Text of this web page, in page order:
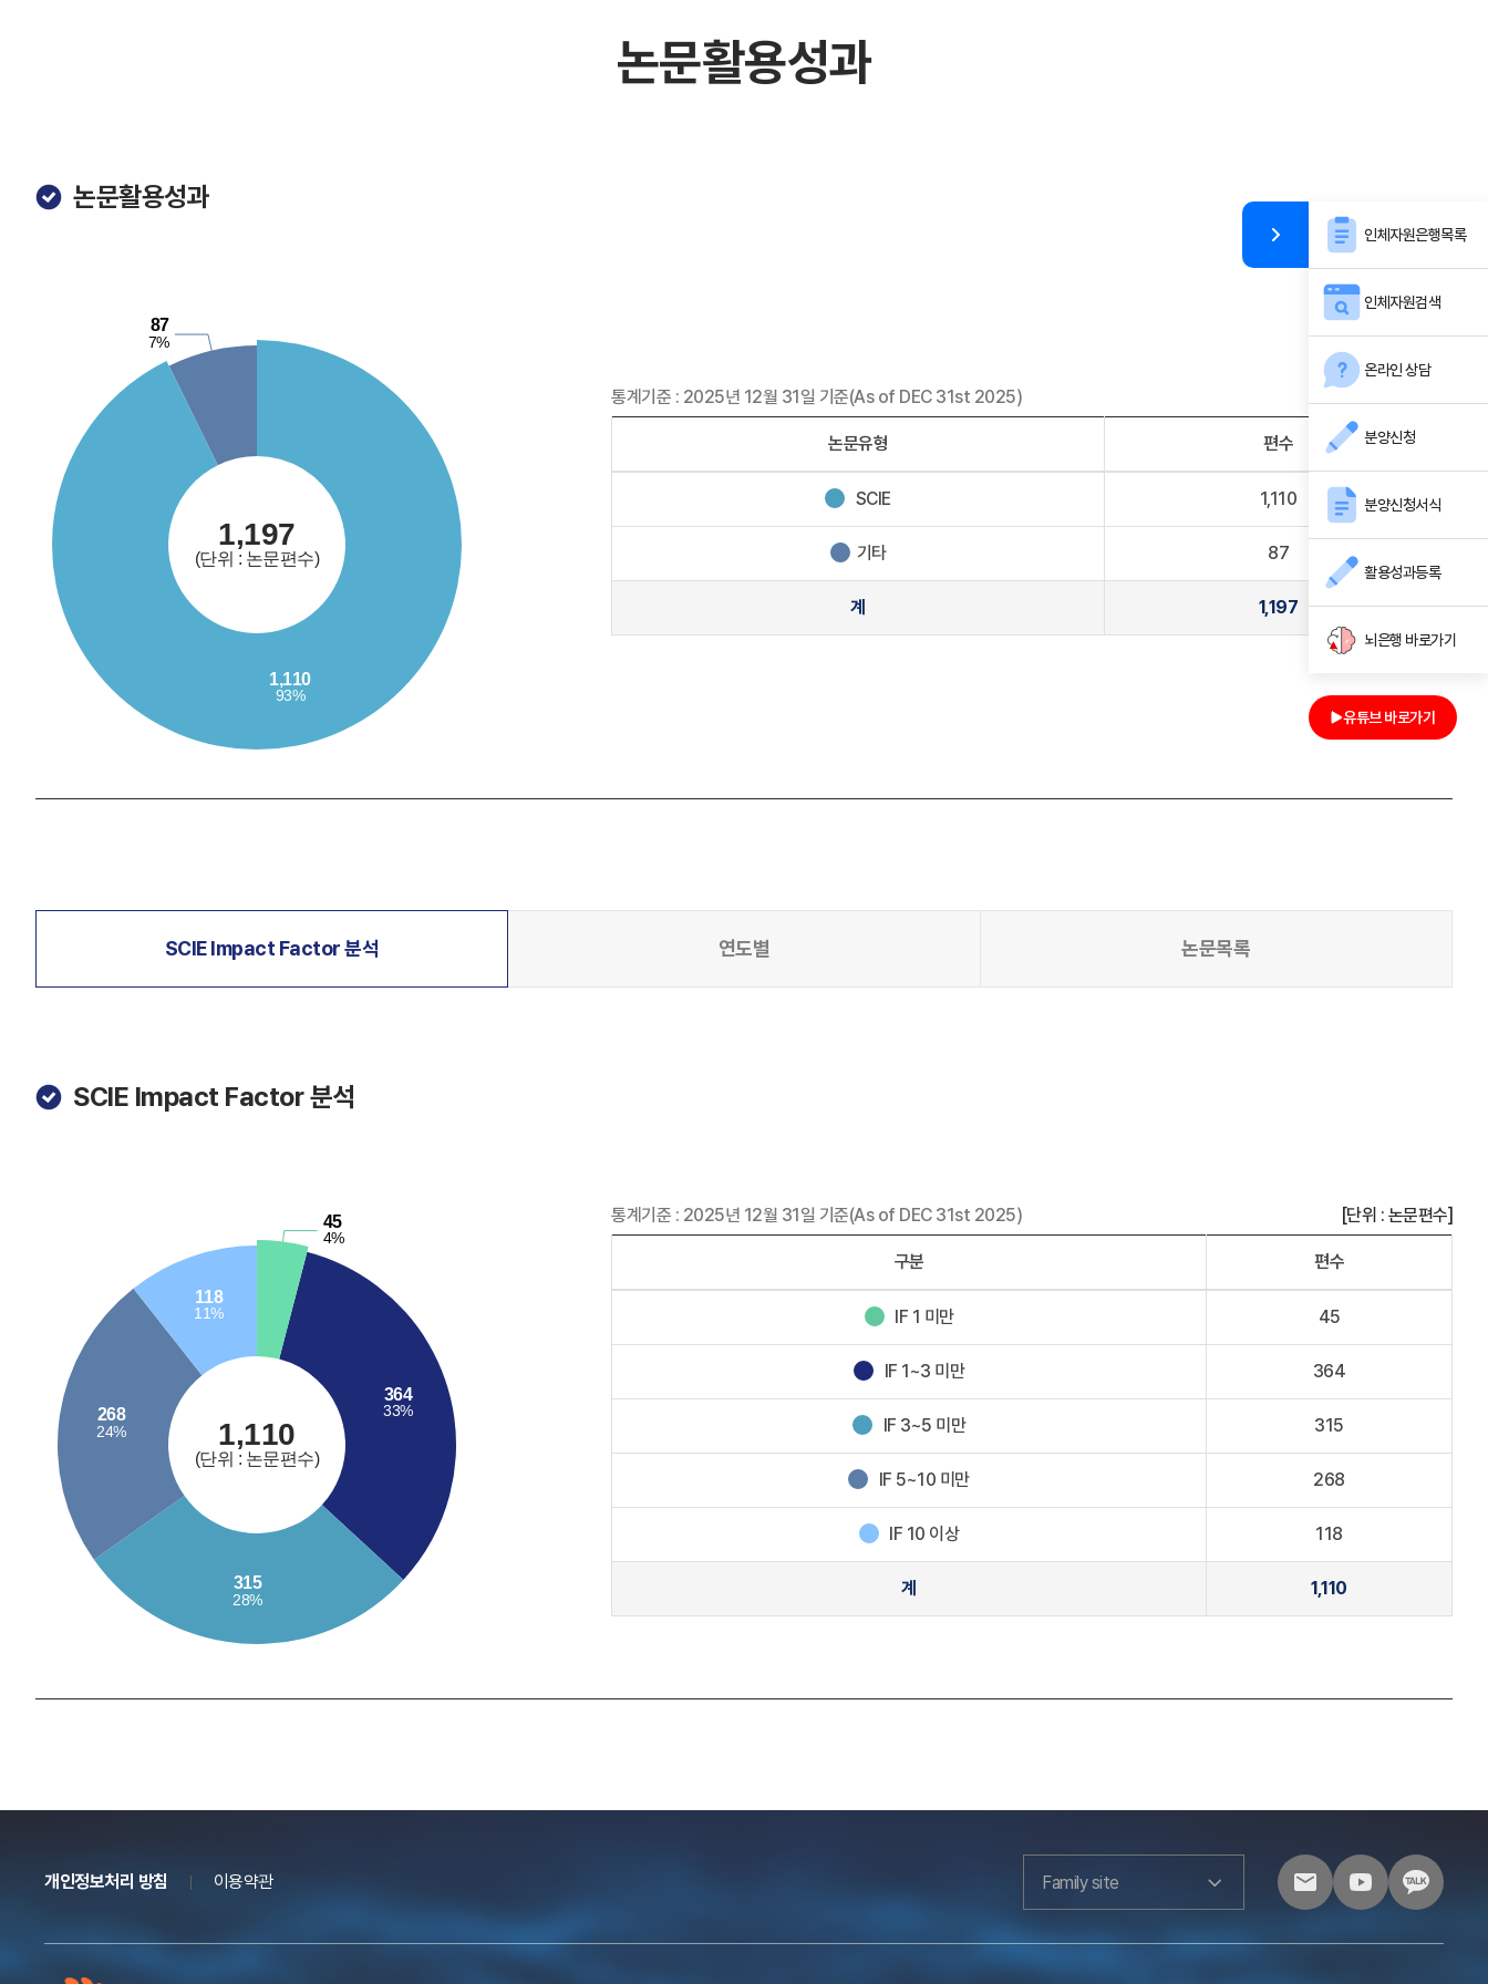
논문활용성과
논문활용성과
통계기준 : 2025년 12월 31일 기준(As of DEC 31st 2025)
논문유형 편수
SCIE 1,110
기타 87
계 1,197
SCIE Impact Factor 분석 연도별 논문목록
SCIE Impact Factor 분석
통계기준 : 2025년 12월 31일 기준(As of DEC 31st 2025) [단위 : 논문편수]
구분 편수
IF 1 미만 45
IF 1~3 미만 364
IF 3~5 미만 315
IF 5~10 미만 268
IF 10 이상 118
계 1,110
개인정보처리 방침 이용약관 Family site
인체자원은행목록
인체자원검색
온라인 상담
분양신청
분양신청서식
활용성과등록
뇌은행 바로가기
유튜브 바로가기